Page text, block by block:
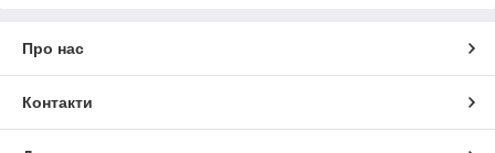
Про нас
Контакти